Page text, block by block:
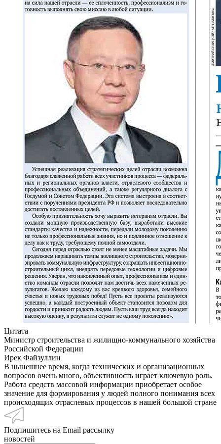
Цитата
Министр строительства и жилищно-коммунального хозяйства
Российской Федерации
Ирек Файзуллин
В нынешнее время, когда технических и организационных
вопросов очень много, объективность играет ключевую роль.
Работа средств массовой информации приобретает особое
значение для формирования у людей полного понимания всех
происходящих отраслевых процессов в нашей большой стране
Подпишитесь на Email рассылку
новостей